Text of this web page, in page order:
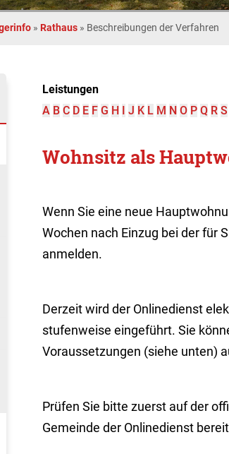
» Rathaus » Beschreibungen der Verfahren
Leistungen
A B C D E F G H I J K L M N O P Q R S
Wohnsitz als
Wenn Sie eine neue
Wochen nach Einzug bei der für
anmelden.
Derzeit wird der Onlinedienst
stufenweise eingeführt. Sie
Voraussetzungen (siehe unten)
Prüfen Sie bitte zuerst auf der
Gemeinde der Onlinedienst